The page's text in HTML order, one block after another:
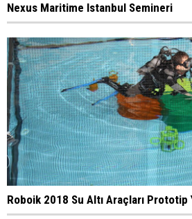
Nexus Maritime Istanbul Semineri
Roboik 2018 Su Altı Araçları Prototip